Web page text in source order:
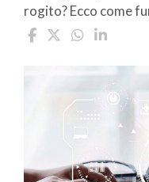
rogito? Ecco come